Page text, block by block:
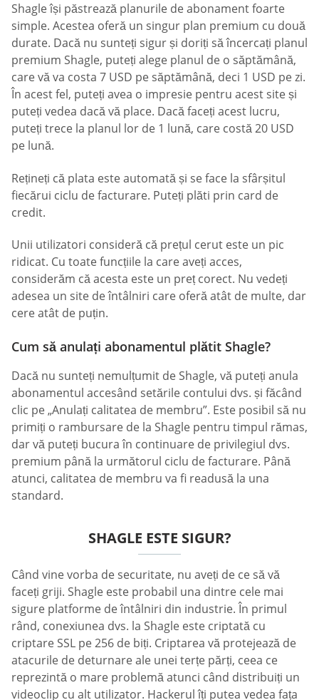
Shagle își păstrează planurile de abonament foarte
simple. Acestea oferă un singur plan premium cu două
durate. Dacă nu sunteți sigur și doriți să încercați planul
premium Shagle, puteți alege planul de o săptămână,
care vă va costa 7 USD pe săptămână, deci 1 USD pe zi.
În acest fel, puteți avea o impresie pentru acest site și
puteți vedea dacă vă place. Dacă faceți acest lucru,
puteți trece la planul lor de 1 lună, care costă 20 USD
pe lună.
Rețineți că plata este automată și se face la sfârșitul
fiecărui ciclu de facturare. Puteți plăti prin card de
credit.
Unii utilizatori consideră că prețul cerut este un pic
ridicat. Cu toate funcțiile la care aveți acces,
considerăm că acesta este un preț corect. Nu vedeți
adesea un site de întâlniri care oferă atât de multe, dar
cere atât de puțin.
Cum să anulați abonamentul plătit Shagle?
Dacă nu sunteți nemulțumit de Shagle, vă puteți anula
abonamentul accesând setările contului dvs. și făcând
clic pe „Anulați calitatea de membru”. Este posibil să nu
primiți o rambursare de la Shagle pentru timpul rămas,
dar vă puteți bucura în continuare de privilegiul dvs.
premium până la următorul ciclu de facturare. Până
atunci, calitatea de membru va fi readusă la una
standard.
SHAGLE ESTE SIGUR?
Când vine vorba de securitate, nu aveți de ce să vă
faceți griji. Shagle este probabil una dintre cele mai
sigure platforme de întâlniri din industrie. În primul
rând, conexiunea dvs. la Shagle este criptată cu
criptare SSL pe 256 de biți. Criptarea vă protejează de
atacurile de deturnare ale unei terțe părți, ceea ce
reprezintă o mare problemă atunci când distribuiți un
videoclip cu alt utilizator. Hackerul îți putea vedea fața